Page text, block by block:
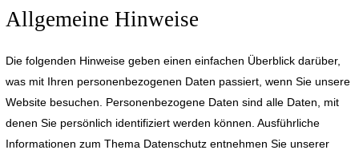
Allgemeine Hinweise
Die folgenden Hinweise geben einen einfachen Überblick darüber,
was mit Ihren personenbezogenen Daten passiert, wenn Sie unsere
Website besuchen. Personenbezogene Daten sind alle Daten, mit
denen Sie persönlich identifiziert werden können. Ausführliche
Informationen zum Thema Datenschutz entnehmen Sie unserer